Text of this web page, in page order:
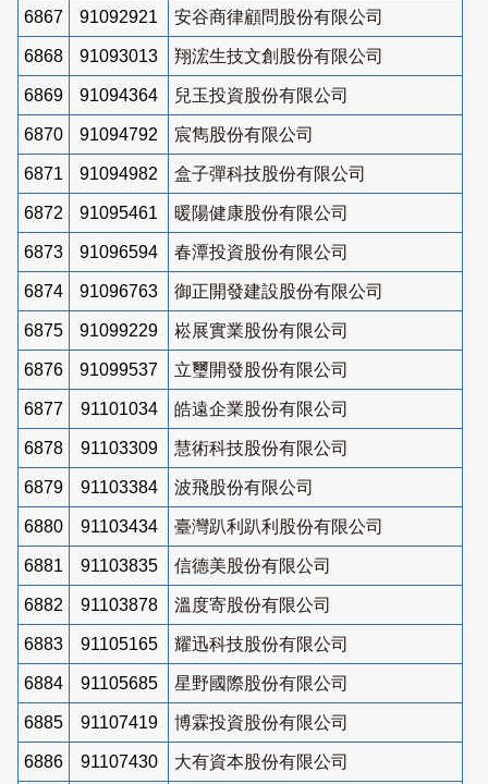
6867 91092921 安谷商律顧問股份有限公司
6868 91093013 翔浤生技文創股份有限公司
6869 91094364 兒玉投資股份有限公司
6870 91094792 宸雋股份有限公司
6871 91094982 盒子彈科技股份有限公司
6872 91095461 暖陽健康股份有限公司
6873 91096594 春潭投資股份有限公司
6874 91096763 御正開發建設股份有限公司
6875 91099229 崧展實業股份有限公司
6876 91099537 立璽開發股份有限公司
6877 91101034 皓遠企業股份有限公司
6878 91103309 慧術科技股份有限公司
6879 91103384 波飛股份有限公司
6880 91103434 臺灣趴利趴利股份有限公司
6881 91103835 信德美股份有限公司
6882 91103878 溫度寄股份有限公司
6883 91105165 耀迅科技股份有限公司
6884 91105685 星野國際股份有限公司
6885 91107419 博霖投資股份有限公司
6886 91107430 大有資本股份有限公司